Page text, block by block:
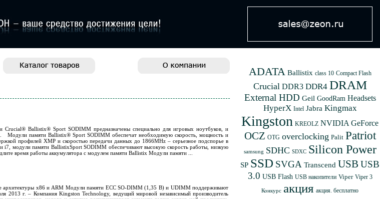
Ballistix® Sport SODIMM предназначены специально для игровых ноутбуков, и
Модули памяти Ballistix® Sport SODIMM обеспечат необходимую скорость, мощность и
профилей XMP и скоростью передачи данных до 1866MHz – серьезное подспорье в
модули памяти BallistixSport SODIMM обеспечивают высокую скорость работы, низкую
время работы аккумулятора с модулем памяти Ballistix Модули памяти ...
архитектуры x86 и ARM Модули памяти ECC SO-DIMM (1,35 В) и UDIMM поддерживают
г. – Компания Kingston Technology, ведущий мировой независимый производитель
ADATA Ballistix class 10 Compact Flash
Crucial DDR3 DDR4 DRAM
External HDD Geil GoodRam Headsets
HyperX Intel Jabra Kingmax
Kingston KREOLZ NVIDIA GeForce
OCZ OTG overclocking Palit Patriot
samsung SDHC SDXC Silicon Power
SP SSD SVGA Transcend USB USB
3.0 USB Flash USB накопители Viper Viper 3
Конкурс акция акция. бесплатно